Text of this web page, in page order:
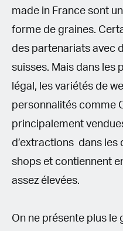
made in France sont
forme de graines.
des partenariats avec
suisses. Mais dans les
légal, les variétés de
personnalités comme
principalement
d’extractions dans les
shops et contiennent
assez élevées.
On ne présente plus le